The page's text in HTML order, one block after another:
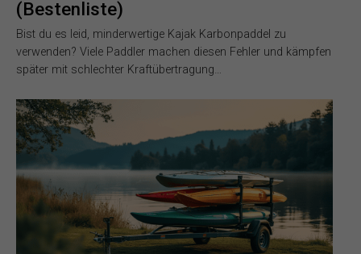
(Bestenliste)
Bist du es leid, minderwertige Kajak Karbonpaddel zu
verwenden? Viele Paddler machen diesen Fehler und kämpfen
später mit schlechter Kraftübertragung…